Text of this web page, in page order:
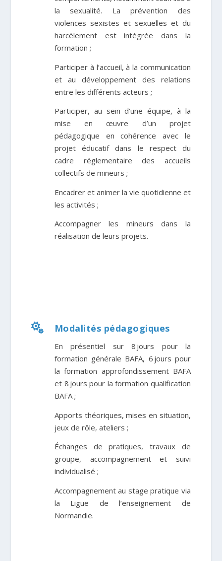
la sexualité. La prévention des
violences sexistes et sexuelles et du
harcèlement est intégrée dans la
formation ;
Participer à l’accueil, à la communication
et au développement des relations
entre les différents acteurs ;
Participer, au sein d’une équipe, à la
mise en œuvre d’un projet
pédagogique en cohérence avec le
projet éducatif dans le respect du
cadre réglementaire des accueils
collectifs de mineurs ;
Encadrer et animer la vie quotidienne et
les activités ;
Accompagner les mineurs dans la
réalisation de leurs projets.
 Modalités pédagogiques
En présentiel sur 8 jours pour la
formation générale BAFA, 6 jours pour
la formation approfondissement BAFA
et 8 jours pour la formation qualification
BAFA ;
Apports théoriques, mises en situation,
jeux de rôle, ateliers ;
Échanges de pratiques, travaux de
groupe, accompagnement et suivi
individualisé ;
Accompagnement au stage pratique via
la Ligue de l’enseignement de
Normandie.